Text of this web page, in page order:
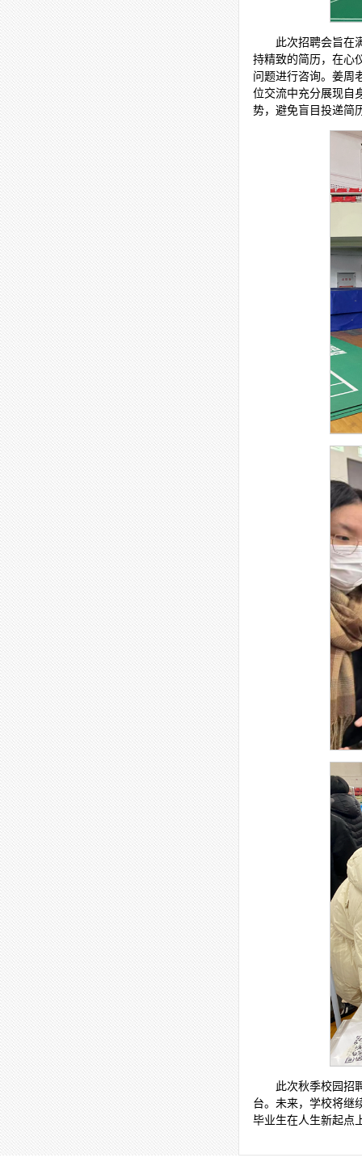
此次招聘会旨在
持精致的简历，在心
问题进行咨询。姜周
位交流中充分展现自
势，避免盲目投递简
此次秋季校园招
台。未来，学校将继
毕业生在人生新起点